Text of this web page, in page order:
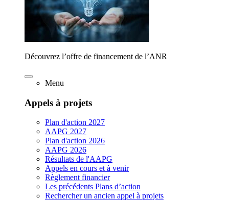
Découvrez l’offre de financement de l’ANR
Menu
Appels à projets
Plan d'action 2027
AAPG 2027
Plan d'action 2026
AAPG 2026
Résultats de l'AAPG
Appels en cours et à venir
Règlement financier
Les précédents Plans d’action
Rechercher un ancien appel à projets